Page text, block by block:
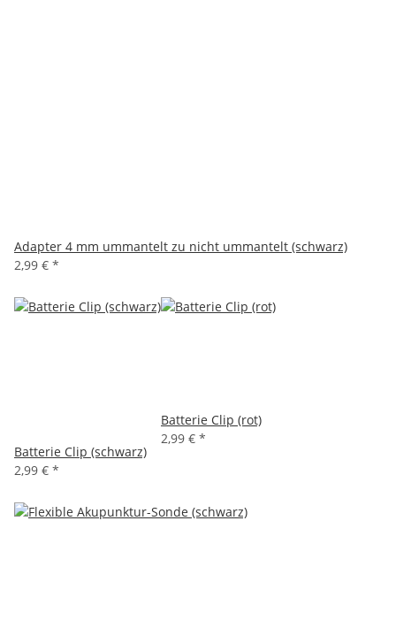
Adapter 4 mm ummantelt zu nicht ummantelt (schwarz)
2,99 € *
Batterie Clip (schwarz)
2,99 € *
Batterie Clip (rot)
2,99 € *